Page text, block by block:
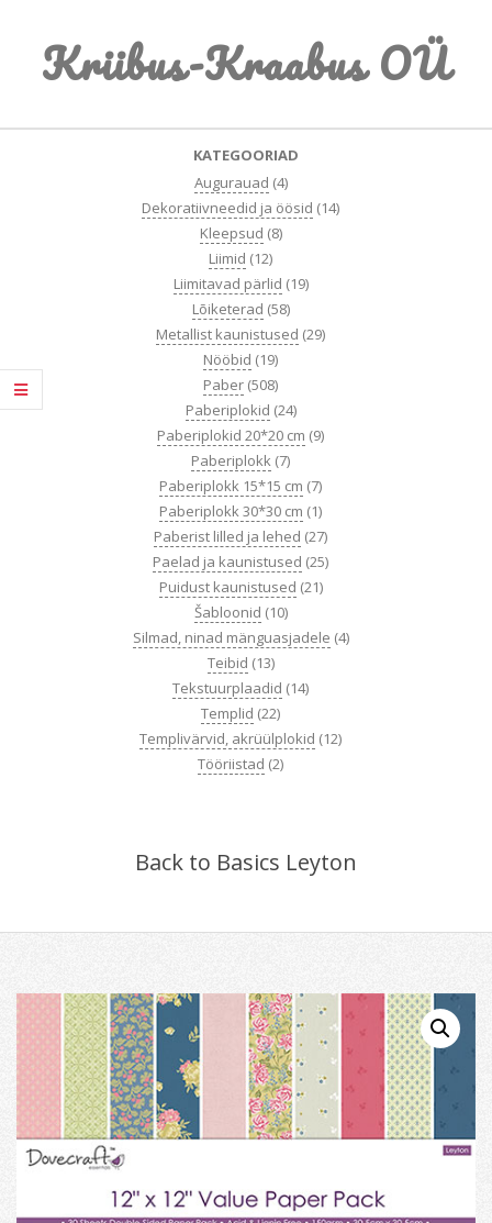
contentKriibus-Kraabus OÜ
KATEGOORIAD
Augurauad (4)
Dekoratiivneedid ja öösid (14)
Kleepsud (8)
Liimid (12)
Liimitavad pärlid (19)
Lõiketerad (58)
Metallist kaunistused (29)
Nööbid (19)
Paber (508)
Paberiplokid (24)
Paberiplokid 20*20 cm (9)
Paberiplokk (7)
Paberiplokk 15*15 cm (7)
Paberiplokk 30*30 cm (1)
Paberist lilled ja lehed (27)
Paelad ja kaunistused (25)
Puidust kaunistused (21)
Šabloonid (10)
Silmad, ninad mänguasjadele (4)
Teibid (13)
Tekstuurplaadid (14)
Templid (22)
Templivärvid, akrüülplokid (12)
Tööriistad (2)
Back to Basics Leyton